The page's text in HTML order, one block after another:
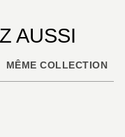
AUSSI
MÊME COLLECTION